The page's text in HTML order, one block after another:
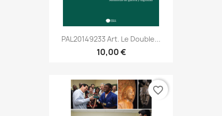
PAL20149233 Art. Le Double...
10,00 €
favorite_border